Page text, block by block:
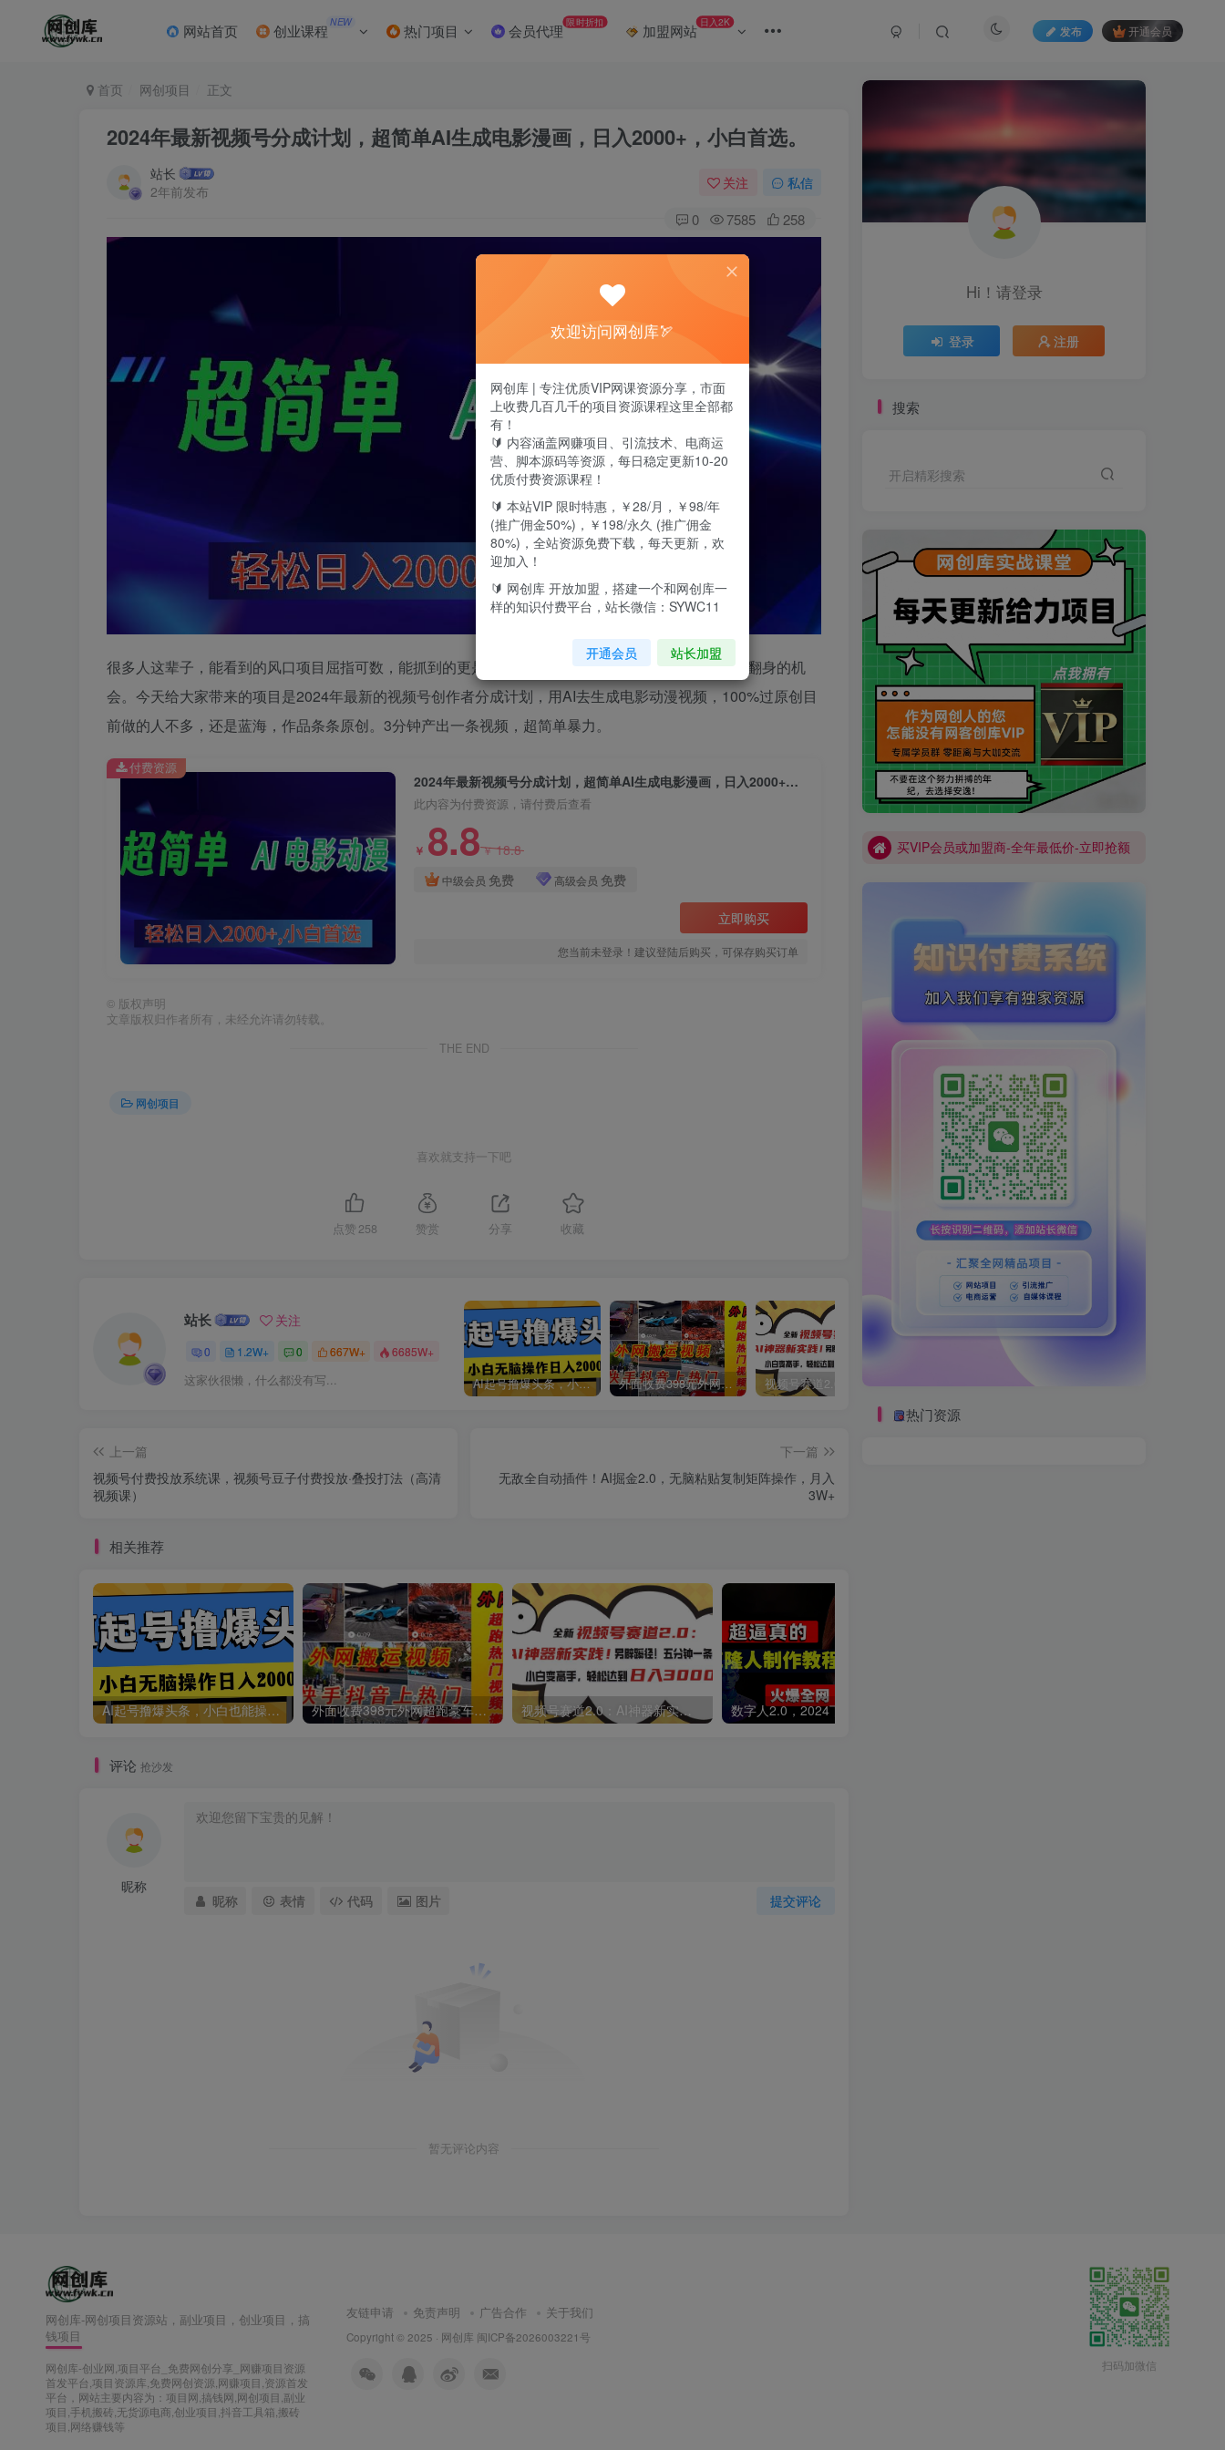
网站首页 创业课程 NEW 热门项目 会员代理 限时折扣 加盟网站 日入2K
发布 开通会员
首页 网创项目 正文
2024年最新视频号分成计划，超简单AI生成电影漫画，日入2000+，小白首选。
站长
2年前发布
关注 私信
0 7585 258
很多人这辈子，能看到的风口项目屈指可数，能抓到的更是寥寥无几，Ai生成电影动漫视频是普通人翻身的机
会。今天给大家带来的项目是2024年最新的视频号创作者分成计划，用AI去生成电影动漫视频，100%过原创目
前做的人不多，还是蓝海，作品条条原创。3分钟产出一条视频，超简单暴力。
2024年最新视频号分成计划，超简单AI生成电影漫画，日入2000+，小白首选。
此内容为付费资源，请付费后查看
￥ 8.8￥18.8
中级会员 免费 高级会员 免费
立即购买
您当前未登录！建议登陆后购买，可保存购买订单
付费资源
© 版权声明
文章版权归作者所有，未经允许请勿转载。
THE END
网创项目
喜欢就支持一下吧
点赞 258 赞赏 分享 收藏
站长 关注
0 1.2W+ 0 667W+ 6685W+
这家伙很懒，什么都没有写... AI起号撸爆头条，小白也能操作，日入2000+ 外面收费398元外网超跑豪车汽车视频搬运至快手抖音上热门项目 视频号赛道2.0：AI神器新实践！另辟蹊径！五分钟一条作品，小白变高手…
上一篇
视频号付费投放系统课，视频号豆子付费投放·叠投打法（高清
视频课）
下一篇
无敌全自动插件！AI掘金2.0，无脑粘贴复制矩阵操作，月入
3W+
相关推荐
AI起号撸爆头条，小白也能操作，日入2000+ 外面收费398元外网超跑豪车汽车视频搬运至快手抖音上热门项目 视频号赛道2.0：AI神器新实践！另辟蹊径！五分钟一条作品，小白变高手…
评论 抢沙发
昵称
提交评论
昵称 表情 代码 图片
暂无评论内容
Hi！请登录
登录 注册
搜索
开启精彩搜索
买VIP会员或加盟商-全年最低价-立即抢额
网创库-限时优惠 别错过!
买VIP会员或加盟商-全年最低价-立即抢额
网创库-限时优惠 别错过!
热门资源
网创库-网创项目资源站，副业项目，创业项目，搞
钱项目
网创库-创业网,项目平台_免费网创分享_网赚项目资源
首发平台,项目资源库,免费网创资源,网赚项目,资源首发
平台，网站主要内容为：项目网,搞钱网,网创项目,副业
项目,手机搬砖,无货源电商,创业项目,抖音工具箱,搬砖
项目,网络赚钱等
友链申请 免责声明 广告合作 关于我们
Copyright © 2025 · 网创库 闽ICP备2026003221号
扫码加微信
欢迎访问网创库🏹
网创库 | 专注优质VIP网课资源分享，市面
上收费几百几千的项目资源课程这里全部都
有！
🔰 内容涵盖网赚项目、引流技术、电商运
营、脚本源码等资源，每日稳定更新10-20
优质付费资源课程！
🔰 本站VIP 限时特惠，￥28/月，￥98/年
(推广佣金50%)，￥198/永久 (推广佣金
80%)，全站资源免费下载，每天更新，欢
迎加入！
🔰 网创库 开放加盟，搭建一个和网创库一
样的知识付费平台，站长微信：SYWC11
开通会员 站长加盟